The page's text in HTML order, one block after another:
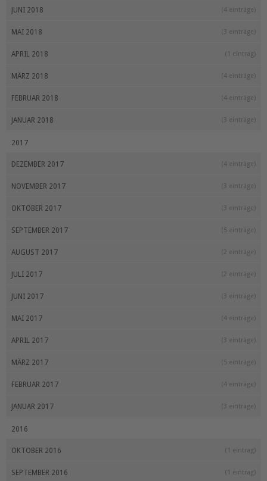
JUNI 2018 (4 einträge)
MAI 2018 (3 einträge)
APRIL 2018 (1 eintrag)
MÄRZ 2018 (4 einträge)
FEBRUAR 2018 (4 einträge)
JANUAR 2018 (3 einträge)
2017
DEZEMBER 2017 (4 einträge)
NOVEMBER 2017 (3 einträge)
OKTOBER 2017 (3 einträge)
SEPTEMBER 2017 (5 einträge)
AUGUST 2017 (2 einträge)
JULI 2017 (2 einträge)
JUNI 2017 (3 einträge)
MAI 2017 (4 einträge)
APRIL 2017 (3 einträge)
MÄRZ 2017 (5 einträge)
FEBRUAR 2017 (4 einträge)
JANUAR 2017 (3 einträge)
2016
OKTOBER 2016 (1 eintrag)
SEPTEMBER 2016 (1 eintrag)